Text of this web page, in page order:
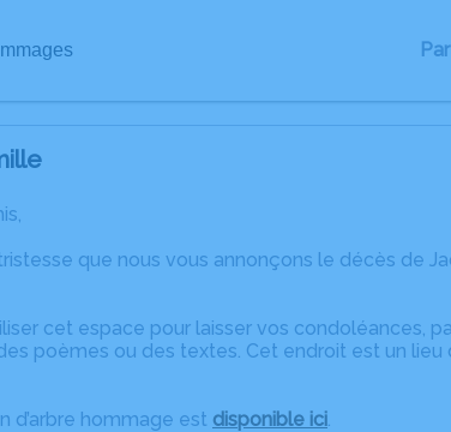
que nous vous annonçons le décès de
cet espace pour laisser vos condoléances,
poèmes ou des textes. Cet endroit est un
d’arbre hommage est disponible ici.